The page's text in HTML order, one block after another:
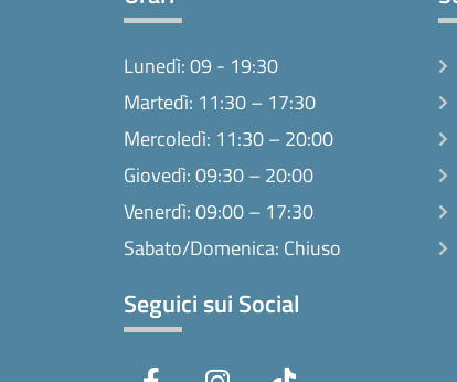
Lunedì: 09 - 19:30
Martedì: 11:30 – 17:30
Mercoledì: 11:30 – 20:00
Giovedì: 09:30 – 20:00
Venerdì: 09:00 – 17:30
Sabato/Domenica: Chiuso
Seguici sui Social